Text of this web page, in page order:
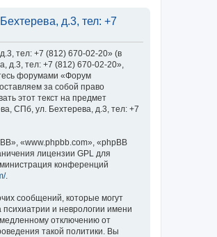
д.3, тел: +7
тел: +7 (812) 670-02-20» (в
д.3, тел: +7 (812) 670-02-20»,
форумами «Форум
за собой право
этот текст на предмет
СПб, ул. Бехтерева, д.3, тел: +7
«www.phpbb.com», «phpBB
лицензии GPL для
конференций
.
сообщений, которые могут
и неврологии имени
отключению от
такой политики. Вы